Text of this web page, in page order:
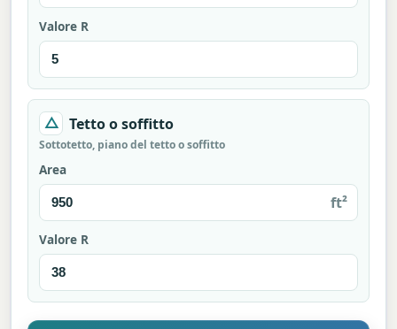
Valore R
△ Tetto o soffitto
Sottotetto, piano del tetto o soffitto
Area
ft²
Valore R